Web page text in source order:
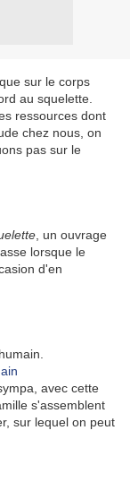
sur le corps
au squelette.
ressources dont
chez nous, on
pas sur le
, un ouvrage
lorsque le
d'en
avec cette
s'assemblent
sur lequel on peut